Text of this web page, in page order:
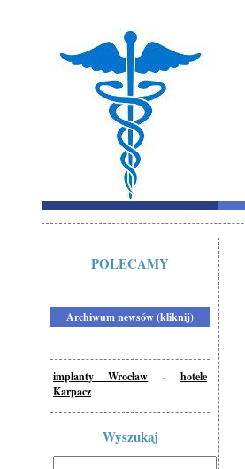
POLECAMY
Archiwum newsów (kliknij)
implanty Wrocław -hotele
Karpacz
Wyszukaj